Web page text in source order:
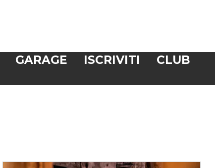
GARAGE ISCRIVITI
CLUB